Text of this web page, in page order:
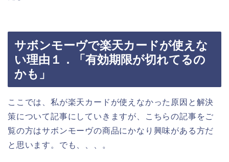
サボンモーヴで楽天カードが使えな
い理由１．「有効期限が切れてるの
かも」
ここでは、私が楽天カードが使えなかった原因と解決
策について記事にしていきますが、こちらの記事をご
覧の方はサボンモーヴの商品にかなり興味がある方だ
と思います。でも、、、。